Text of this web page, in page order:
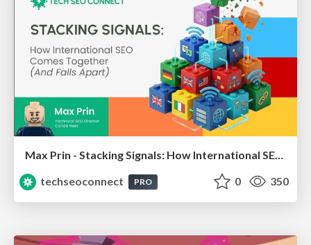
Max Prin - Stacking Signals: How International SEO Comes Together (And Falls Apart)
techseoconnect
PRO 0 350